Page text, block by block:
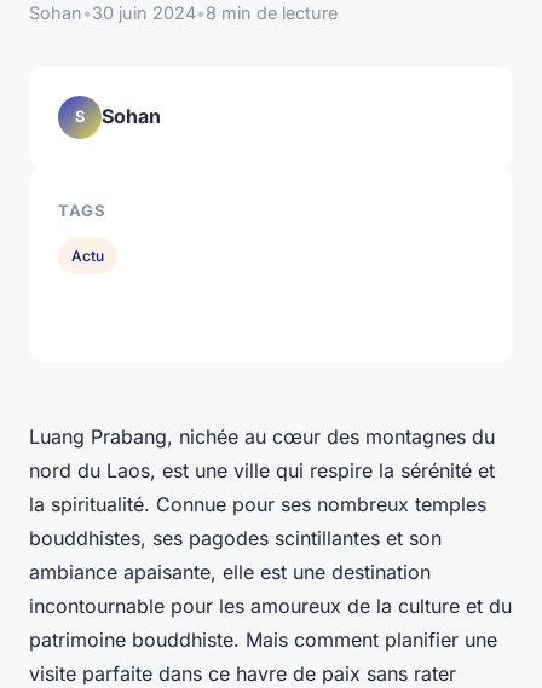
Sohan•30 juin 2024•8 min de lecture
Luang Prabang, nichée au cœur des montagnes du
nord du Laos, est une ville qui respire la sérénité et
la spiritualité. Connue pour ses nombreux temples
bouddhistes, ses pagodes scintillantes et son
ambiance apaisante, elle est une destination
incontournable pour les amoureux de la culture et du
patrimoine bouddhiste. Mais comment planifier une
visite parfaite dans ce havre de paix sans rater
S Sohan
TAGS
Actu